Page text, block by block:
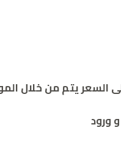
من خلال الموقع
ورود